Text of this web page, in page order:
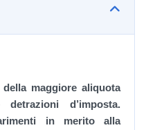
della maggiore aliquota
d’imposta.
in merito alla